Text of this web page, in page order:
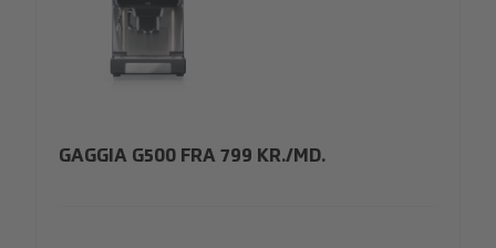
GAGGIA G500 FRA 799 KR./MD.